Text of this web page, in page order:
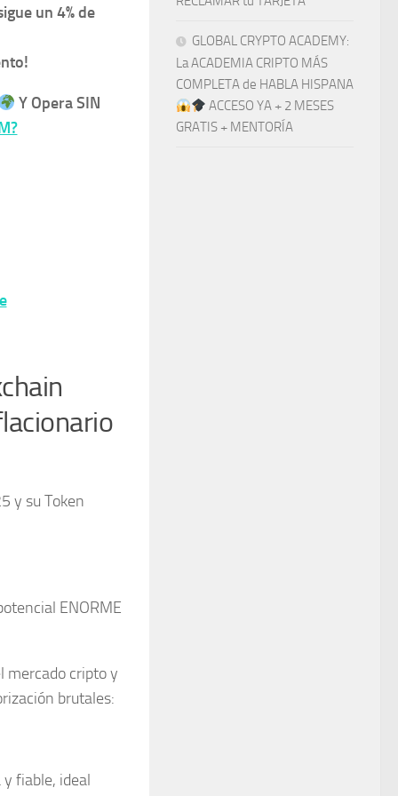
un 4% de
Y Opera SIN
y su Token
ENORME
mercado cripto y
brutales:
fiable, ideal
GLOBAL CRYPTO ACADEMY:
La ACADEMIA CRIPTO MÁS
COMPLETA de HABLA HISPANA
ACCESO YA + 2 MESES
GRATIS + MENTORÍA